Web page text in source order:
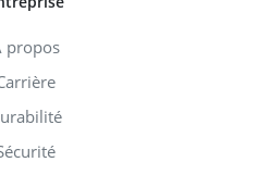
propos